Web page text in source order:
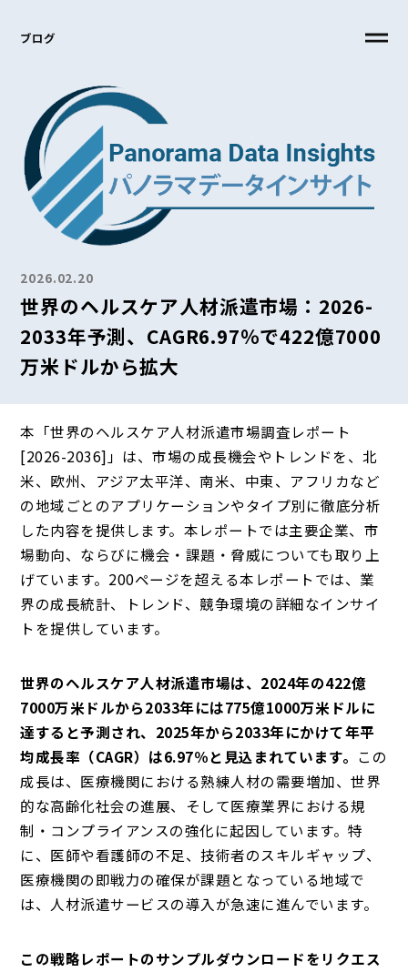
ブログ
2026.02.20
世界のヘルスケア人材派遣市場：2026-
2033年予測、CAGR6.97％で422億7000
万米ドルから拡大
本「世界のヘルスケア人材派遣市場調査レポート
[2026-2036]」は、市場の成長機会やトレンドを、北
米、欧州、アジア太平洋、南米、中東、アフリカなど
の地域ごとのアプリケーションやタイプ別に徹底分析
した内容を提供します。本レポートでは主要企業、市
場動向、ならびに機会・課題・脅威についても取り上
げています。200ページを超える本レポートでは、業
界の成長統計、トレンド、競争環境の詳細なインサイ
トを提供しています。
世界のヘルスケア人材派遣市場は、2024年の422億
7000万米ドルから2033年には775億1000万米ドルに
達すると予測され、2025年から2033年にかけて年平
均成長率（CAGR）は6.97％と見込まれています。 この
成長は、医療機関における熟練人材の需要増加、世界
的な高齢化社会の進展、そして医療業界における規
制・コンプライアンスの強化に起因しています。特
に、医師や看護師の不足、技術者のスキルギャップ、
医療機関の即戦力の確保が課題となっている地域で
は、人材派遣サービスの導入が急速に進んでいます。
この戦略レポートのサンプルダウンロードをリクエス